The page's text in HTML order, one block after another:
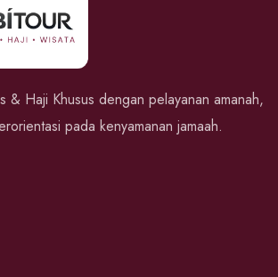
& Haji Khusus dengan pelayanan amanah,
pada kenyamanan jamaah.